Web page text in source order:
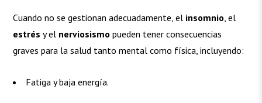
Cuando no se gestionan adecuadamente, el insomnio , el
estrés y el nerviosismo pueden tener consecuencias
graves para la salud tanto mental como física, incluyendo:
Fatiga y baja energía.